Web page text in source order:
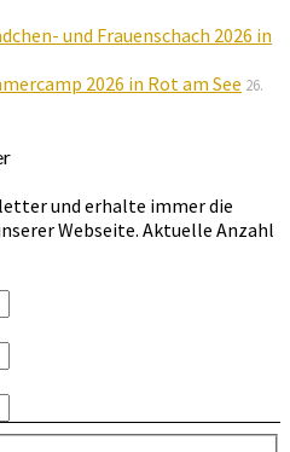
und Frauenschach 2026 in
2026 in Rot am See 26.
und erhalte immer die
Webseite. Aktuelle Anzahl